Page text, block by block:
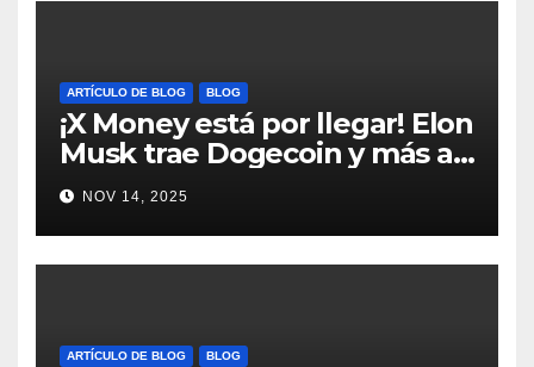
ARTÍCULO DE BLOG BLOG
¡X Money está por llegar! Elon
Musk trae Dogecoin y más al
mundo de pagos #Crypto
#Dogecoin
NOV 14, 2025
ARTÍCULO DE BLOG BLOG